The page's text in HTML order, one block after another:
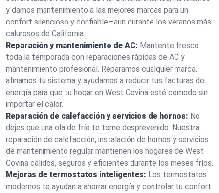
y damos mantenimiento a las mejores marcas para un
confort silencioso y confiable—aun durante los veranos más
calurosos de California.
Reparación y mantenimiento de AC: Mantente fresco
toda la temporada con reparaciones rápidas de AC y
mantenimiento profesional. Reparamos cualquier marca,
afinamos tu sistema y ayudamos a reducir tus facturas de
energía para que tu hogar en West Covina esté cómodo sin
importar el calor.
Reparación de calefacción y servicios de hornos: No
dejes que una ola de frío te tome desprevenido. Nuestra
reparación de calefacción, instalación de hornos y servicios
de mantenimiento regular mantienen los hogares de West
Covina cálidos, seguros y eficientes durante los meses fríos.
Mejoras de termostatos inteligentes: Los termostatos
modernos te ayudan a ahorrar energía y controlar tu confort.